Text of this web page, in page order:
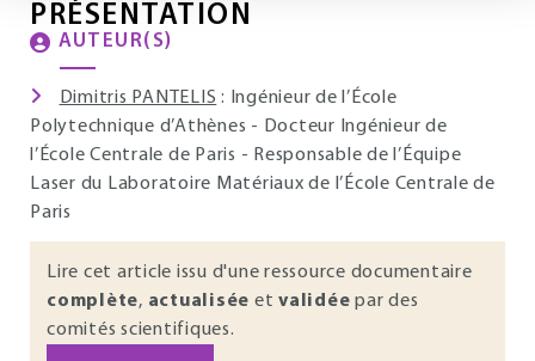
PRÉSENTATION
AUTEUR(S)
Dimitris PANTELIS : Ingénieur de l’École
Polytechnique d’Athènes - Docteur Ingénieur de
l’École Centrale de Paris - Responsable de l’Équipe
Laser du Laboratoire Matériaux de l’École Centrale de
Paris
Lire cet article issu d'une ressource documentaire
complète, actualisée et validée par des
comités scientifiques.